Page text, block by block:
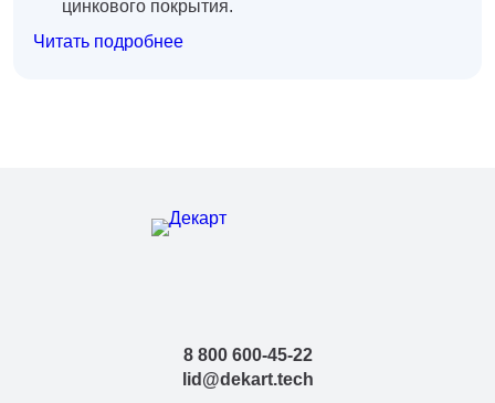
цинкового покрытия.
Читать подробнее
8 800 600-45-22
lid@dekart.tech